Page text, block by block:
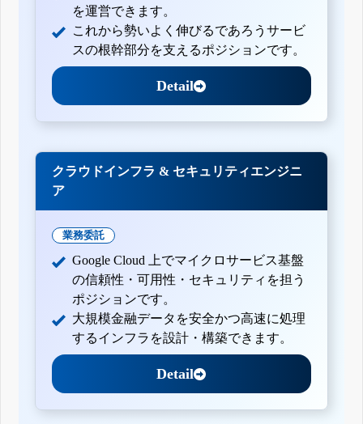
を運営できます。
これから勢いよく伸びるであろうサービ
スの根幹部分を支えるポジションです。
Detail
クラウドインフラ & セキュリティエンジニ
ア
業務委託
Google Cloud 上でマイクロサービス基盤
の信頼性・可用性・セキュリティを担う
ポジションです。
大規模金融データを安全かつ高速に処理
するインフラを設計・構築できます。
Detail